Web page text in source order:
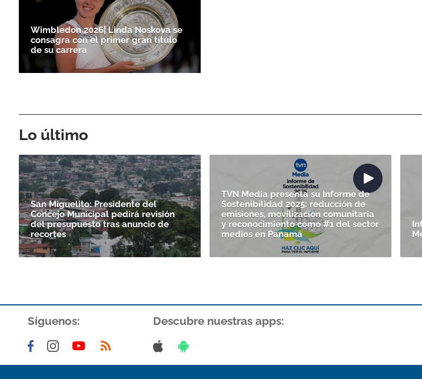
Wimbledon 2026| Linda Noskova se
consagra con el primer gran título
de su carrera
Lo último
San Miguelito: Presidente del
Concejo Municipal pedirá revisión
del presupuesto tras anuncio de
recortes
TVN Media presenta su Informe de
Sostenibilidad 2025: reducción de
emisiones, movilización comunitaria
y reconocimiento como #1 del sector
medios en Panamá
Síguenos: Descubre nuestras apps: